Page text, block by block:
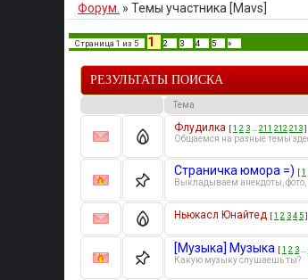
Форум. » Темы участника [Mavs]
Страница 1 из 5 1 2 3 4 5 »
РЕЗУЛЬТАТЫ ПОИСКА
Тема
Флудилка [1 2 3… 211 212 213]
Общаемся на разные темы
Страничка юмора =) [1
Выкладываем анекдоты, фото,
Ньюкасл Юнайтед [1 2 345]
[Музыка] Музыка [1 2 3…
Какую музыку слушаешь ты?